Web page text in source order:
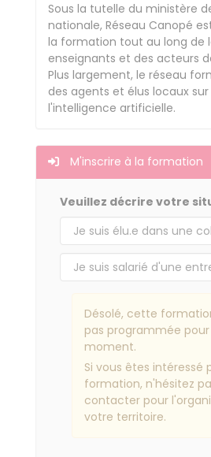
Sous la tutelle du ministère
nationale, Réseau Canopé
la formation tout au long de
enseignants et des acteurs
Plus largement, le réseau
des agents et élus locaux
l'intelligence artificielle.
M'inscrire à la formation
Veuillez décrire votre
Désolé, cette
pas programmée pour
moment.
Si vous êtes intéressé
formation, n'hésitez
contacter pour
votre territoire.